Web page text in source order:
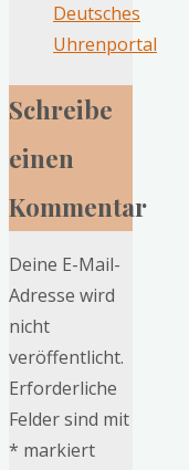
Deutsches
Uhrenportal
Schreibe
einen
Kommentar
Deine E-Mail-
Adresse wird
nicht
veröffentlicht.
Erforderliche
Felder sind mit
* markiert